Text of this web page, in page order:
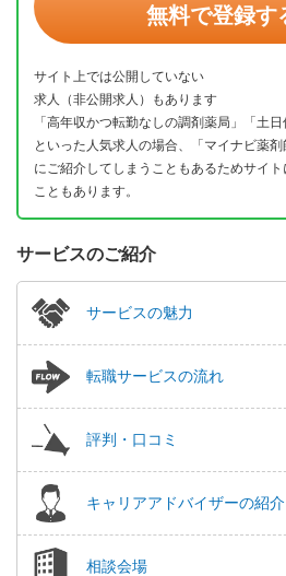
無料で登録す
サイト上では公開していない
求人（非公開求人）もあります
「高年収かつ転勤なしの調剤薬局」「土
といった人気求人の場合、「マイナビ薬
にご紹介してしまうこともあるためサイ
こともあります。
サービスのご紹介
サービスの魅力
転職サービスの流れ
評判・口コミ
キャリアアドバイザーの紹介
相談会場